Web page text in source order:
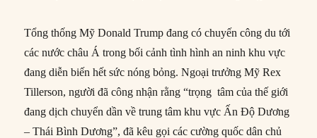
Tổng thống Mỹ Donald Trump đang có chuyến công du tới
các nước châu Á trong bối cảnh tình hình an ninh khu vực
đang diễn biến hết sức nóng bỏng. Ngoại trưởng Mỹ Rex
Tillerson, người đã công nhận rằng “trọng tâm của thế giới
đang dịch chuyển dần về trung tâm khu vực Ấn Độ Dương
– Thái Bình Dương”, đã kêu gọi các cường quốc dân chủ